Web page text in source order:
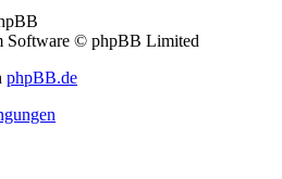
Software © phpBB Limited
phpBB.de